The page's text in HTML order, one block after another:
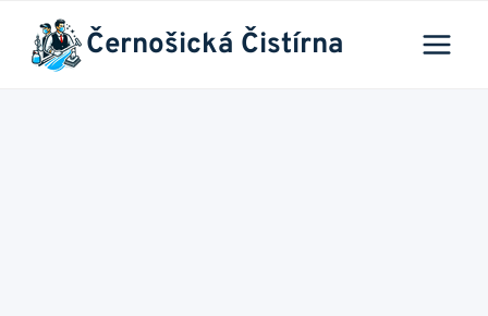
Přeskočit
obsah
Černošická Čistírna